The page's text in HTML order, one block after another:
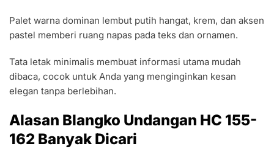
Palet warna dominan lembut putih hangat, krem, dan aksen
pastel memberi ruang napas pada teks dan ornamen.
Tata letak minimalis membuat informasi utama mudah
dibaca, cocok untuk Anda yang menginginkan kesan
elegan tanpa berlebihan.
Alasan Blangko Undangan HC 155-
162 Banyak Dicari